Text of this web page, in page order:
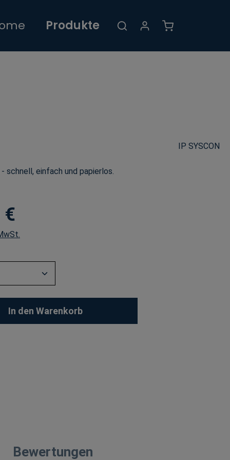
Produkte
IP SYSCON
schnell, einfach und papierlos.
€
Anzahl: Gib den gewünschten Wert ein
In den Warenkorb
Bewertungen